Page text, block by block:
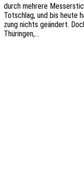
durch mehre­re
Totschlag, und bis heute
zung nichts geän­dert.
Thüringen,…